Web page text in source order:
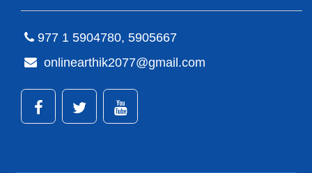
977 1 5904780, 5905667
onlinearthik2077@gmail.com